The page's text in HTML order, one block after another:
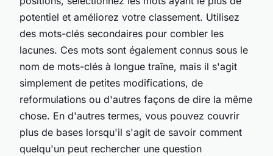
potentiel et améliorez votre classement. Utilisez
des mots-clés secondaires pour combler les
lacunes. Ces mots sont également connus sous le
nom de mots-clés à longue traîne, mais il s'agit
simplement de petites modifications, de
reformulations ou d'autres façons de dire la même
chose. En d'autres termes, vous pouvez couvrir
plus de bases lorsqu'il s'agit de savoir comment
quelqu'un peut rechercher une question